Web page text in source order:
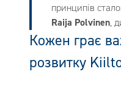
принципів
Raija Polvinen,
Кожен грає
розвитку